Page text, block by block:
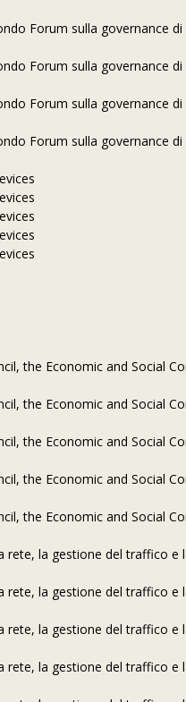
Forum sulla governance
Forum sulla governance
Forum sulla governance
Forum sulla governance
the Economic and Social
the Economic and Social
the Economic and Social
the Economic and Social
the Economic and Social
rete, la gestione del traffico e
rete, la gestione del traffico e
rete, la gestione del traffico e
rete, la gestione del traffico e